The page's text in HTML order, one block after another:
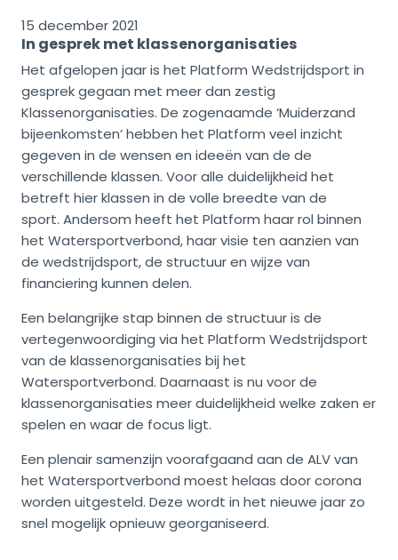
15 december 2021
In gesprek met klassenorganisaties
Het afgelopen jaar is het Platform Wedstrijdsport in
gesprek gegaan met meer dan zestig
Klassenorganisaties. De zogenaamde ‘Muiderzand
bijeenkomsten’ hebben het Platform veel inzicht
gegeven in de wensen en ideeën van de de
verschillende klassen. Voor alle duidelijkheid het
betreft hier klassen in de volle breedte van de
sport. Andersom heeft het Platform haar rol binnen
het Watersportverbond, haar visie ten aanzien van
de wedstrijdsport, de structuur en wijze van
financiering kunnen delen.
Een belangrijke stap binnen de structuur is de
vertegenwoordiging via het Platform Wedstrijdsport
van de klassenorganisaties bij het
Watersportverbond. Daarnaast is nu voor de
klassenorganisaties meer duidelijkheid welke zaken er
spelen en waar de focus ligt.
Een plenair samenzijn voorafgaand aan de ALV van
het Watersportverbond moest helaas door corona
worden uitgesteld. Deze wordt in het nieuwe jaar zo
snel mogelijk opnieuw georganiseerd.